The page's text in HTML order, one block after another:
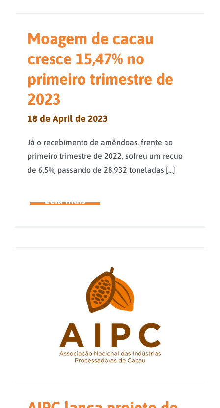
Moagem de cacau
cresce 15,47% no
primeiro trimestre de
2023
18 de April de 2023
Já o recebimento de amêndoas, frente ao
primeiro trimestre de 2022, sofreu um recuo
de 6,5%, passando de 28.932 toneladas [...]